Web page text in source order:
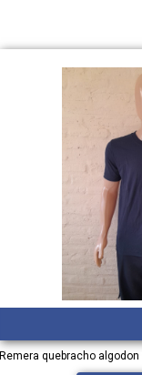
Remera quebracho algodon